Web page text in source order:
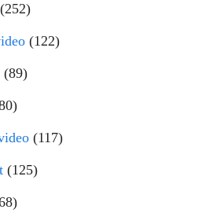
(252)
(122)
(89)
(117)
(125)